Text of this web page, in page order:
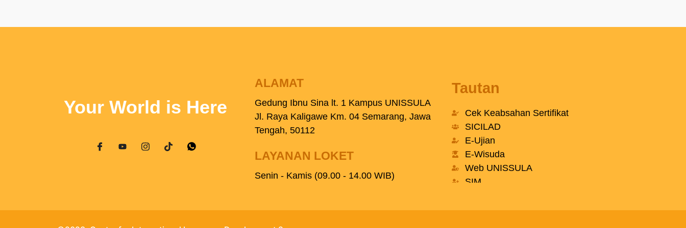
Your World is Here
ALAMAT
Gedung Ibnu Sina lt. 1 Kampus UNISSULA
Jl. Raya Kaligawe Km. 04 Semarang, Jawa
Tengah, 50112
LAYANAN LOKET
Senin - Kamis (09.00 - 14.00 WIB)
Tautan
Cek Keabsahan Sertifikat
SICILAD
E-Ujian
E-Wisuda
Web UNISSULA
SIM